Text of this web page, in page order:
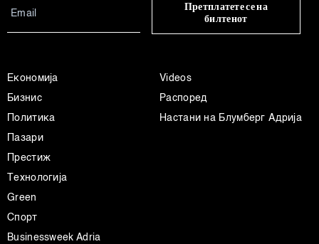
Претплатете се на
билтенот
Економија
Бизнис
Политика
Пазари
Престиж
Технологија
Green
Спорт
Businessweek Adria
Videos
Распоред
Настани на Блумберг Адрија